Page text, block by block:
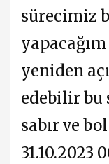
sürecimiz
yeniden
edebilir bu
sabır ve
31.10.2023